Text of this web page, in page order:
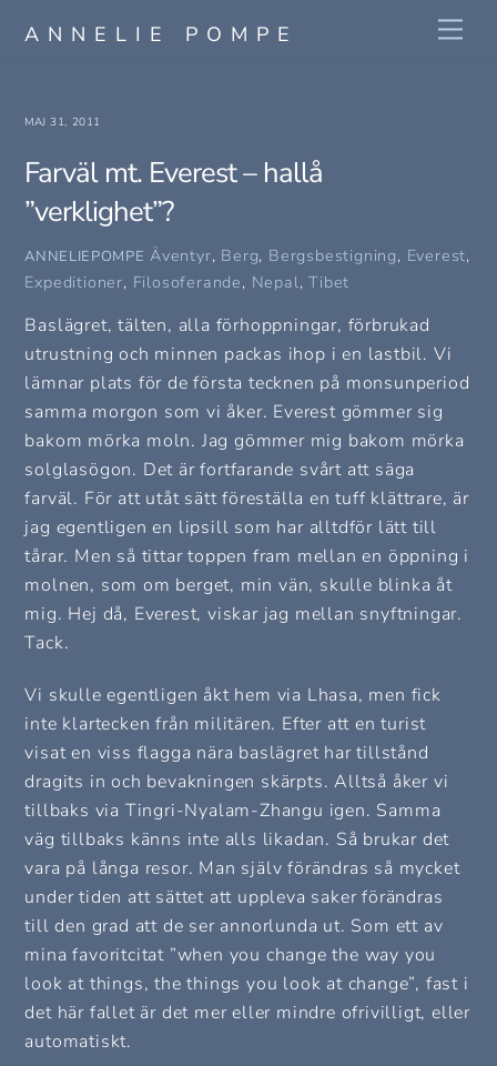
ANNELIE POMPE
MAJ 31, 2011
Farväl mt. Everest – hallå
”verklighet”?
ANNELIEPOMPE Äventyr, Berg, Bergsbestigning, Everest,
Expeditioner, Filosoferande, Nepal,Tibet
Baslägret, tälten, alla förhoppningar, förbrukad
utrustning och minnen packas ihop i en lastbil. Vi
lämnar plats för de första tecknen på monsunperiod
samma morgon som vi åker. Everest gömmer sig
bakom mörka moln. Jag gömmer mig bakom mörka
solglasögon. Det är fortfarande svårt att säga
farväl. För att utåt sätt föreställa en tuff klättrare, är
jag egentligen en lipsill som har alltdför lätt till
tårar. Men så tittar toppen fram mellan en öppning i
molnen, som om berget, min vän, skulle blinka åt
mig. Hej då, Everest, viskar jag mellan snyftningar.
Tack.
Vi skulle egentligen åkt hem via Lhasa, men fick
inte klartecken från militären. Efter att en turist
visat en viss flagga nära baslägret har tillstånd
dragits in och bevakningen skärpts. Alltså åker vi
tillbaks via Tingri-Nyalam-Zhangu igen. Samma
väg tillbaks känns inte alls likadan. Så brukar det
vara på långa resor. Man själv förändras så mycket
under tiden att sättet att uppleva saker förändras
till den grad att de ser annorlunda ut. Som ett av
mina favoritcitat ”when you change the way you
look at things, the things you look at change”, fast i
det här fallet är det mer eller mindre ofrivilligt, eller
automatiskt.